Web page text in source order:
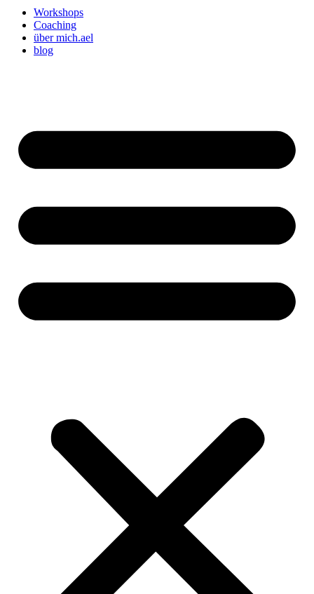
Workshops
Coaching
über mich.ael
blog